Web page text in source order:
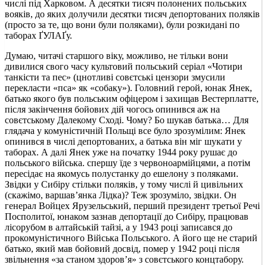
числі під Харковом. А десятки тисяч полонених польських
вояків, до яких долучили десятки тисяч депортованих поляків
(просто за те, що вони були поляками), були розкидані по
таборах ҐУЛАҐу.
Думаю, читачі старшого віку, можливо, не тільки вони
дивилися свого часу культовий польський серіал «Чотири
танкісти та пес» (цнотливі совєтські цензори змусили
перекласти «пса» як «собаку»). Головний герой, юнак Янек,
батько якого був польським офіцером і захищав Вестерплатте,
після закінчення бойових дій чогось опинився аж на
совєтському Далекому Сході. Чому? Бо шукав батька… Для
глядача у комуністичній Польщі все було зрозумілим: Янек
опинився в числі депортованих, а батька він міг шукати у
таборах. А далі Янек уже на початку 1944 року рушає до
польського війська. спершу їде з червоноармійцями, а потім
пересідає на якомусь полустанку до ешелону з поляками.
Звідки у Сибіру стільки поляків, у тому числі й цивільних
(скажімо, варшав’янка Лідка)? Теж зрозуміло, звідки. Он
генерал Войцех Ярузельський, перший президент третьої Речі
Посполитої, юнаком зазнав депортації до Сибіру, працював
лісорубом в алтайській тайзі, а у 1943 році записався до
прокомуністичного Війська Польського. А його ще не старий
батько, який мав бойовий досвід, помер у 1942 році після
звільнення «за станом здоров’я» з совєтського концтабору.